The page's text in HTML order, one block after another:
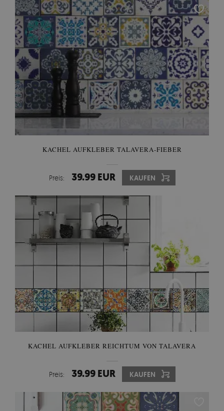
KACHEL AUFKLEBER TALAVERA-FIEBER
Preis: 39.99 EUR KAUFEN
KACHEL AUFKLEBER REICHTUM VON TALAVERA
Preis: 39.99 EUR KAUFEN